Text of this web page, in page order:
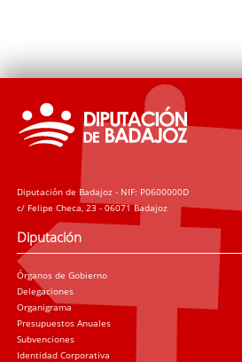
Diputación de Badajoz - NIF: P0600000D
c/ Felipe Checa, 23 - 06071 Badajoz
Diputación
Órganos de Gobierno
Delegaciones
Organigrama
Presupuestos Anuales
Subvenciones
Identidad Corporativa